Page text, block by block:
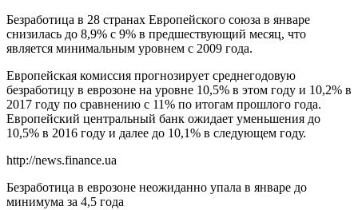
Безработица в 28 странах Европейского союза в январе
снизилась до 8,9% с 9% в предшествующий месяц, что
является минимальным уровнем с 2009 года.
Европейская комиссия прогнозирует среднегодовую
безработицу в еврозоне на уровне 10,5% в этом году и 10,2% в
2017 году по сравнению с 11% по итогам прошлого года.
Европейский центральный банк ожидает уменьшения до
10,5% в 2016 году и далее до 10,1% в следующем году.
http://news.finance.ua
Безработица в еврозоне неожиданно упала в январе до
минимума за 4,5 года